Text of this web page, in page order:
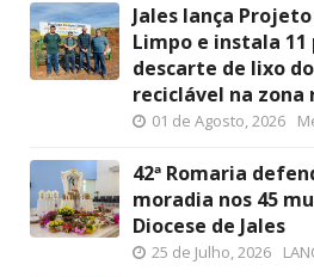
Jales lança
Limpo e instala 11
descarte de lixo
reciclável na zona
01 de Agosto, 2026
42ª Romaria
moradia nos 45
Diocese de Jales
25 de Julho, 2026